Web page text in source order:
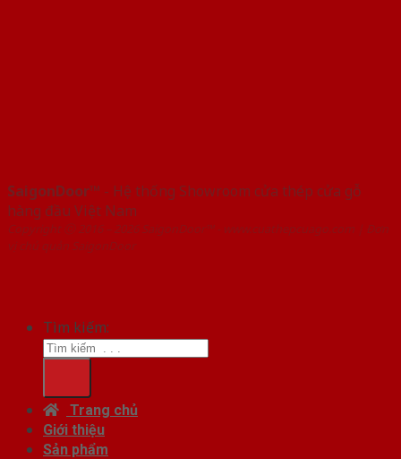
SaigonDoor™ - Hệ thống Showroom cửa thép cửa gỗ
hàng đầu Việt Nam
Copyright ⓒ 2016 – 2026 SaigonDoor™ - www.cuathepcuago.com | Đơn
vị chủ quản SaigonDoor
Tìm kiếm:
Trang chủ
Giới thiệu
Sản phẩm